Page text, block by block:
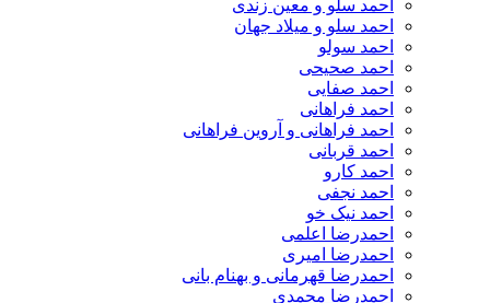
احمد سلو و معین زندی
احمد سلو و میلاد جهان
احمد سولو
احمد صحیحی
احمد صفایی
احمد فراهانی
احمد فراهانی و آروین فراهانی
احمد قربانی
احمد کارو
احمد نجفی
احمد نیک خو
احمدرضا اعلمی
احمدرضا امیری
احمدرضا قهرمانی و بهنام بانی
احمدرضا محمدی